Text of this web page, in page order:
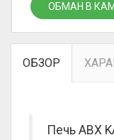
ОБМАН В
ОБЗОР
Печь ABX